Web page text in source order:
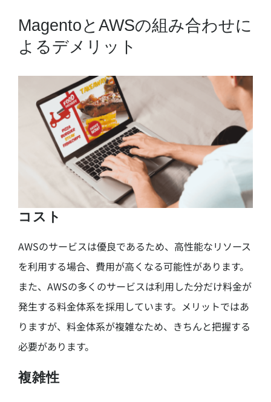
MagentoとAWSの組み合わせに
よるデメリット
コスト
AWSのサービスは優良であるため、高性能なリソース
を利用する場合、費用が高くなる可能性があります。
また、AWSの多くのサービスは利用した分だけ料金が
発生する料金体系を採用しています。メリットではあ
りますが、料金体系が複雑なため、きちんと把握する
必要があります。
複雑性